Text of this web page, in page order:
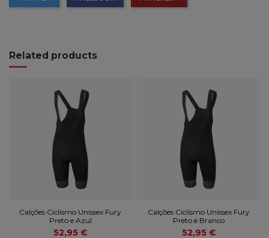
Related products
Calções Ciclismo Unissex Fury
Preto e Azul
52,95 €
Calções Ciclismo Unissex Fury
Preto e Branco
52,95 €